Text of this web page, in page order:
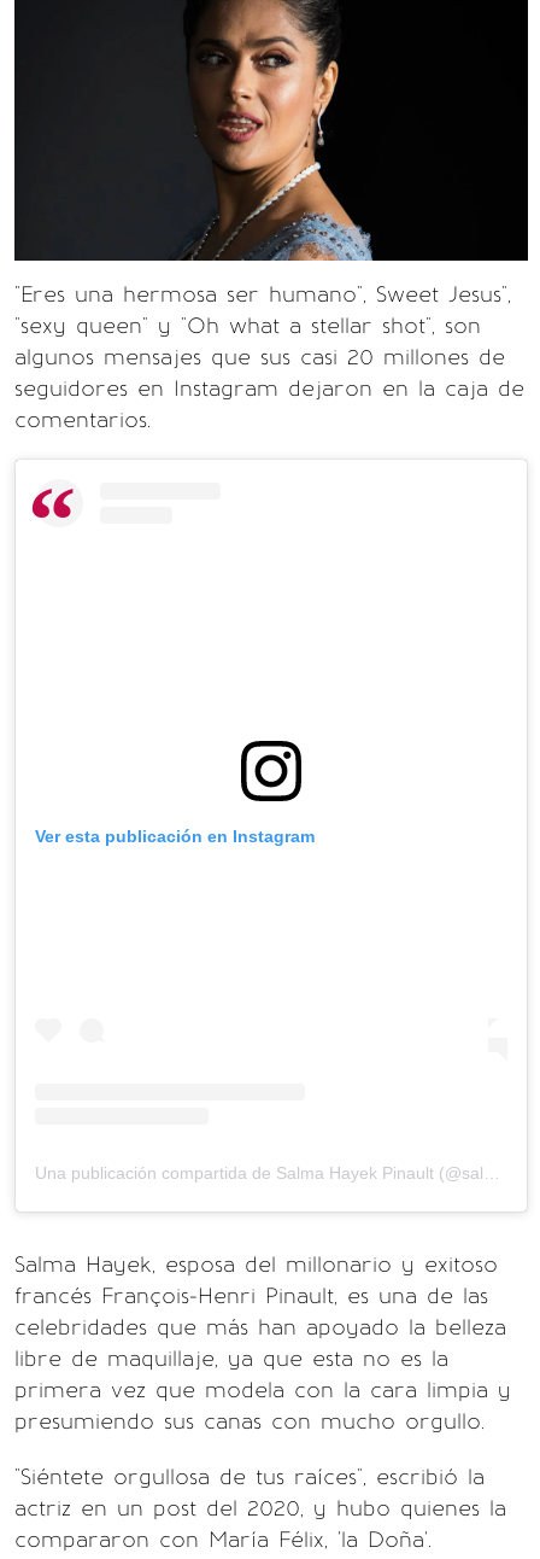
"Eres una hermosa ser humano", Sweet Jesus",
"sexy queen" y "Oh what a stellar shot", son
algunos mensajes que sus casi 20 millones de
seguidores en Instagram dejaron en la caja de
comentarios.
Ver esta publicación en Instagram
Salma Hayek, esposa del millonario y exitoso
francés François-Henri Pinault, es una de las
celebridades que más han apoyado la belleza
libre de maquillaje, ya que esta no es la
primera vez que modela con la cara limpia y
presumiendo sus canas con mucho orgullo.
"Siéntete orgullosa de tus raíces", escribió la
actriz en un post del 2020, y hubo quienes la
compararon con María Félix, 'la Doña'.